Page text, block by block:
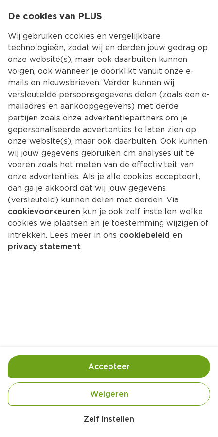
Kies jouw
Ingrediënten Bereiding
De cookies van PLUS
Wij gebruiken cookies en vergelijkbare
technologieën, zodat wij en derden jouw gedrag op
onze website(s), maar ook daarbuiten kunnen
volgen, ook wanneer je doorklikt vanuit onze e-
mails en nieuwsbrieven. Verder kunnen wij
versleutelde persoonsgegevens delen (zoals een e-
mailadres en aankoopgegevens) met derde
partijen zoals onze advertentiepartners om je
gepersonaliseerde advertenties te laten zien op
onze website(s), maar ook daarbuiten. Ook kunnen
wij jouw gegevens gebruiken om analyses uit te
voeren zoals het meten van de effectiviteit van
onze advertenties. Als je alle cookies accepteert,
dan ga je akkoord dat wij jouw gegevens
(versleuteld) kunnen delen met derden. Via
cookievoorkeuren kun je ook zelf instellen welke
cookies we plaatsen en je toestemming wijzigen of
intrekken. Lees meer in ons cookiebeleid en
privacy statement.
Zelf instellen
Weigeren
Accepteer